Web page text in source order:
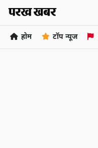
होम टॉप न्यूज